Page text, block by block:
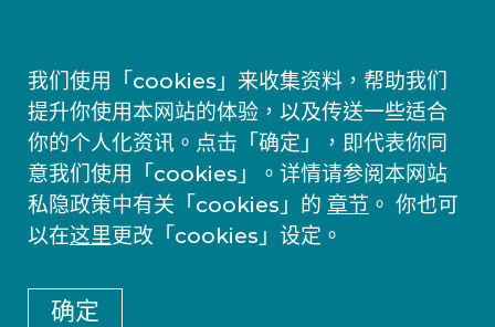
我们使用「cookies」来收集资料，帮助我们
提升你使用本网站的体验，以及传送一些适合
你的个人化资讯。点击「确定」，即代表你同
意我们使用「cookies」。详情请参阅本网站
私隐政策中有关「cookies」的 章节 。 你也可
以在这里更改「cookies」设定。
确定